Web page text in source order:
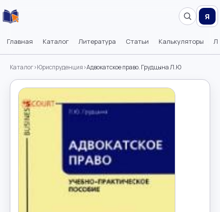
Главная Каталог Литература Статьи Калькуляторы
Я
Каталог›Юриспруденция›Адвокатское право. Грудцына Л.Ю